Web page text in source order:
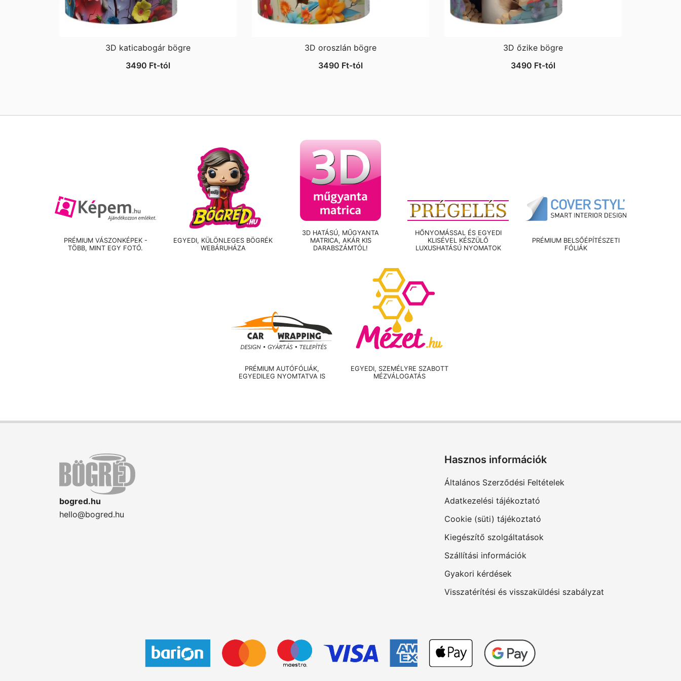
3D katicabogár bögre
3490 Ft-tól
3D oroszlán bögre
3490 Ft-tól
3D őzike bögre
3490 Ft-tól
PRÉMIUM VÁSZONKÉPEK -
TÖBB, MINT EGY FOTÓ.
EGYEDI, KÜLÖNLEGES BÖGRÉK
WEBÁRUHÁZA
3D HATÁSÚ, MŰGYANTA
MATRICA, AKÁR KIS
DARABSZÁMTÓL!
HŐNYOMÁSSAL ÉS EGYEDI
KLISÉVEL KÉSZÜLŐ
LUXUSHATÁSÚ NYOMATOK
PRÉMIUM BELSŐÉPÍTÉSZETI
FÓLIÁK
PRÉMIUM AUTÓFÓLIÁK,
EGYEDILEG NYOMTATVA IS
EGYEDI, SZEMÉLYRE SZABOTT
MÉZVÁLOGATÁS
bogred.hu
hello@bogred.hu
Hasznos információk
Általános Szerződési Feltételek
Adatkezelési tájékoztató
Cookie (süti) tájékoztató
Kiegészítő szolgáltatások
Szállítási információk
Gyakori kérdések
Visszatérítési és visszaküldési szabályzat